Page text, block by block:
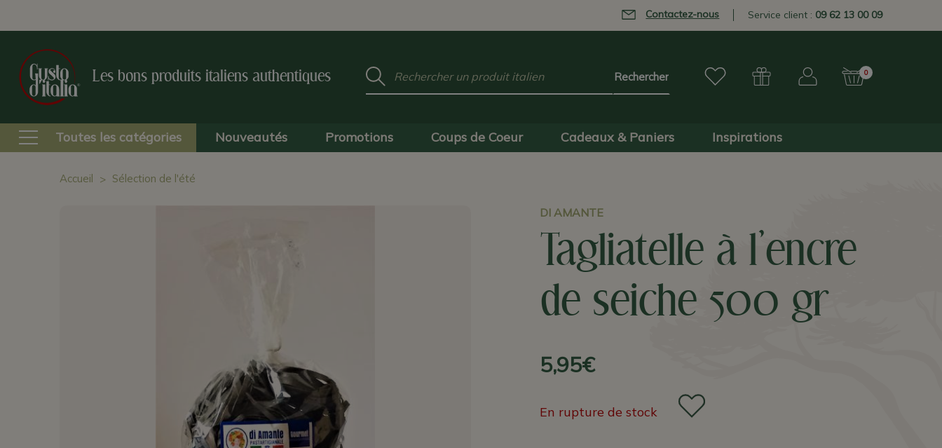
Contactez-nous Service client : 09 62 13 00 09
Les bons produits italiens authentiques 0
Mot
clé
Toutes les catégories Nouveautés Promotions Coups de Coeur Cadeaux & Paniers Inspirations
Accueil Sélection de l'été
DI AMANTE
Tagliatelle à l'encre
de seiche 500 gr
5,95€
En rupture de stock